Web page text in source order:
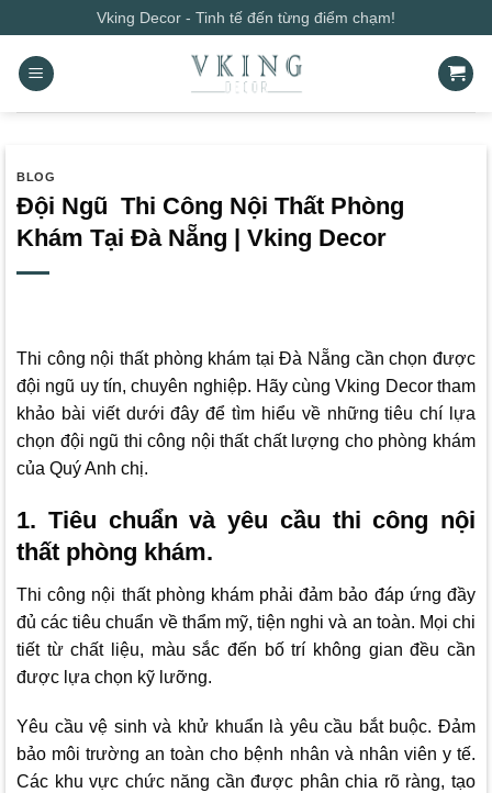
qua
nội
dung
Vking Decor - Tinh tế đến từng điểm chạm!
BLOG
Đội Ngũ Thi Công Nội Thất Phòng
Khám Tại Đà Nẵng | Vking Decor
Thi công nội thất phòng khám tại Đà Nẵng cần chọn được
đội ngũ uy tín, chuyên nghiệp. Hãy cùngVking Decortham
khảo bài viết dưới đây để tìm hiểu về những tiêu chí lựa
chọn đội ngũ thi công nội thất chất lượng cho phòng khám
của Quý Anh chị.
1. Tiêu chuẩn và yêu cầu thi công nội
thất phòng khám.
Thi công nội thất phòng khám phải đảm bảo đáp ứng đầy
đủ các tiêu chuẩn về thẩm mỹ, tiện nghi và an toàn. Mọi chi
tiết từ chất liệu, màu sắc đến bố trí không gian đều cần
được lựa chọn kỹ lưỡng.
Yêu cầu vệ sinh và khử khuẩn là yêu cầu bắt buộc. Đảm
bảo môi trường an toàn cho bệnh nhân và nhân viên y tế.
Các khu vực chức năng cần được phân chia rõ ràng, tạo